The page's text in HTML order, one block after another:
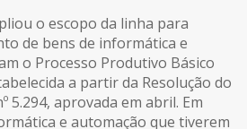
o escopo da linha para
de bens de informática e
o Processo Produtivo Básico
a partir da Resolução do
5.294, aprovada em abril. Em
e automação que tiverem